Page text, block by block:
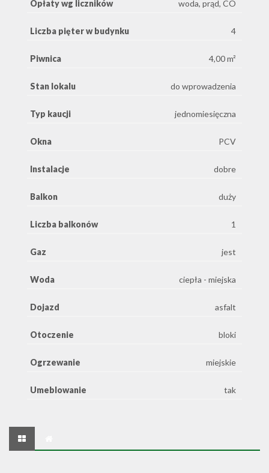
Opłaty wg liczników woda, prąd, CO
Liczba pięter w budynku 4
Piwnica 4,00 m²
Stan lokalu do wprowadzenia
Typ kaucji jednomiesięczna
Okna PCV
Instalacje dobre
Balkon duży
Liczba balkonów 1
Gaz jest
Woda ciepła - miejska
Dojazd asfalt
Otoczenie bloki
Ogrzewanie miejskie
Umeblowanie tak